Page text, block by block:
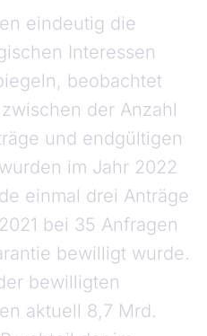
eindeutig die
Interessen
beobachtet
der Anzahl
und endgültigen
im Jahr 2022
einmal drei Anträge
bei 35 Anfragen
bewilligt wurde.
bewilligten
aktuell 8,7 Mrd.